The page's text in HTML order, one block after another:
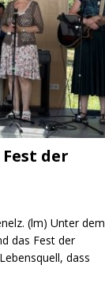
JUGEND/BILDUNG
Fest der
(lm) Unter dem
das Fest der
dass